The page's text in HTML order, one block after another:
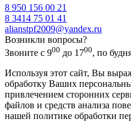
8 950 156 00 21
8 3414 75 01 41
alianstpf2009@yandex.ru
Возникли вопросы?
Звоните с 900 до 1700, по
Используя этот сайт, Вы
обработку Ваших
привлечением сторонних
файлов и средств анализа
нашей политике обработки